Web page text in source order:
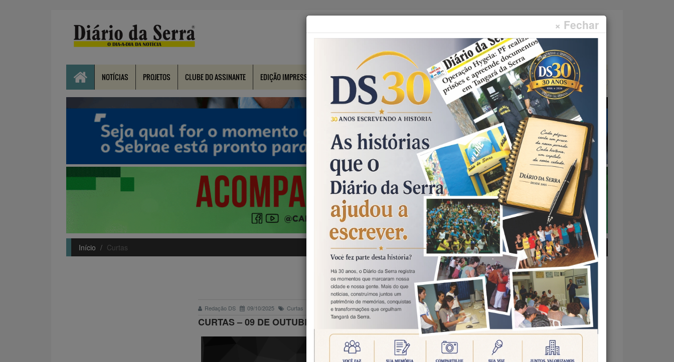
× Fechar
Faça sua pesquisa...
NOTÍCIAS PROJETOS CLUBE DO ASSINANTE EDIÇÃO IMPRESSA CONTATO
Início Curtas
CURTAS
Redação DS 09/10/2025 Curtas
CURTAS – 09 DE OUTUBRO DE 2025
Aplicação da lei